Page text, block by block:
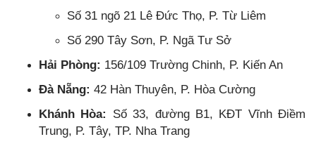
Số 31 ngõ 21 Lê Đức Thọ, P. Từ Liêm
Số 290 Tây Sơn, P. Ngã Tư Sở
Hải Phòng: 156/109 Trường Chinh, P. Kiến An
Đà Nẵng: 42 Hàn Thuyên, P. Hòa Cường
Khánh Hòa: Số 33, đường B1, KĐT Vĩnh Điềm
Trung, P. Tây, TP. Nha Trang